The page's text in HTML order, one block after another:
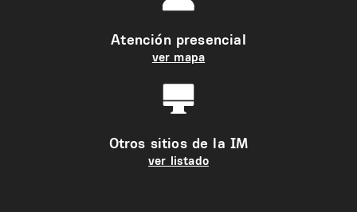
Atención presencial
ver mapa
Otros sitios de la IM
ver listado